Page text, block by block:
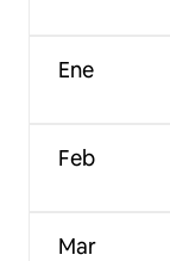
Ene
Feb
Mar